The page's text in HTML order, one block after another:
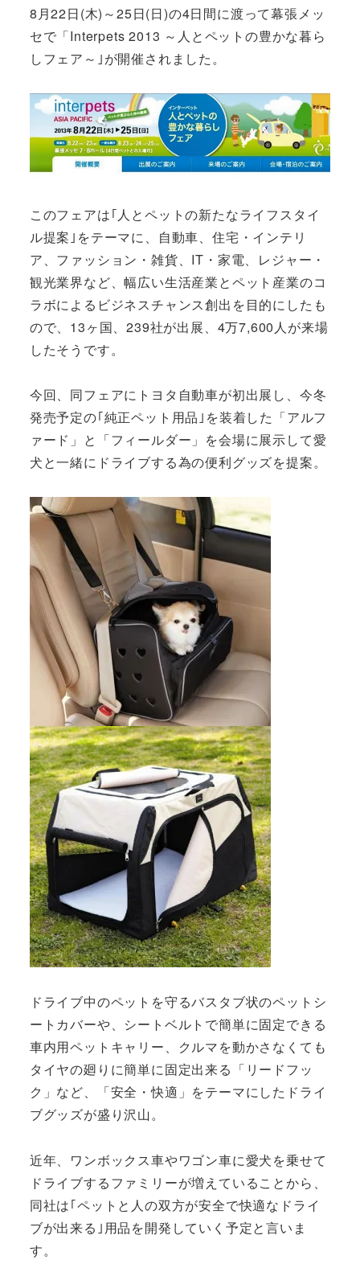
8月22日(木)～25日(日)の4日間に渡って幕張メッ
セで「Interpets 2013 ～人とペットの豊かな暮ら
しフェア～｣が開催されました。
このフェアは｢人とペットの新たなライフスタイ
ル提案｣をテーマに、自動車、住宅・インテリ
ア、ファッション・雑貨、IT・家電、レジャー・
観光業界など、幅広い生活産業とペット産業のコ
ラボによるビジネスチャンス創出を目的にしたも
ので、13ヶ国、239社が出展、4万7,600人が来場
したそうです。
今回、同フェアにトヨタ自動車が初出展し、今冬
発売予定の｢純正ペット用品｣を装着した「アルフ
ァード」と「フィールダー」を会場に展示して愛
犬と一緒にドライブする為の便利グッズを提案。
ドライブ中のペットを守るバスタブ状のペットシ
ートカバーや、シートベルトで簡単に固定できる
車内用ペットキャリー、クルマを動かさなくても
タイヤの廻りに簡単に固定出来る「リードフッ
ク」など、「安全・快適」をテーマにしたドライ
ブグッズが盛り沢山。
近年、ワンボックス車やワゴン車に愛犬を乗せて
ドライブするファミリーが増えていることから、
同社は｢ペットと人の双方が安全で快適なドライ
ブが出来る｣用品を開発していく予定と言いま
す。